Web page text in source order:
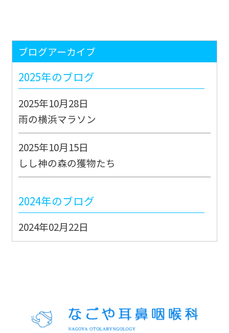
ブログアーカイブ
2025年のブログ
2025年10月28日
雨の横浜マラソン
2025年10月15日
しし神の森の獲物たち
2024年のブログ
2024年02月22日
能登地震JMAT派遣出動②
2022年のブログ